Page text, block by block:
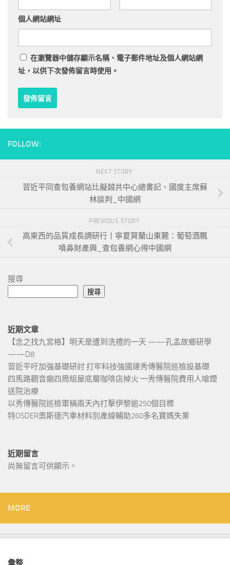
個人網站網址
在瀏覽器中儲存顯示名稱、電子郵件地址及個人網站網
址，以供下次發佈留言時使用。
FOLLOW:
NEXT STORY
習近平同查包養網站比擬越共中心總書記、國度主席蘇
林談判_中國網
PREVIOUS STORY
高東西的品質成長調研行丨寧夏賀蘭山東麓：葡萄酒飄
噴鼻財產興_查包養網心得中國網
搜尋
搜尋
近期文章
【念之找九宮格】明天是遭到洗禮的一天 ——孔孟故鄉研學
——D8
習近平吁加強基礎研討 打牢科技強國建秀傳醫院巡檢設基礎
四馬路觀音廟四周組屋底層咖啡店掉火 一秀傳醫院費用人嗆煙
送院治療
以秀傳醫院巡檢軍稱兩天內打擊伊黎逾250個目標
特OSDER奧斯德汽車材料別產線輔助260多名寶媽失業
近期留言
尚無留言可供顯示。
MORE